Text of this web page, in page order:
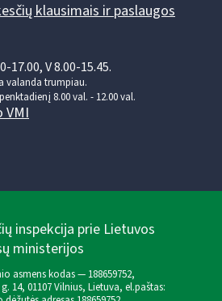
klausimais ir paslaugos
17.00, V 8.00-15.45.
valanda trumpiau.
8.00 val. - 12.00 val.
VMI
inspekcija prie Lietuvos
ministerijos
asmens kodas — 188659752,
14, 01107 Vilnius, Lietuva, el.paštas: